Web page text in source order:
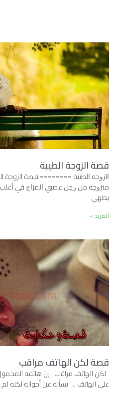
قصة الزوجة الطيبة
ﺍﻟﺰﻭﺟﻪ ﺍﻟﻄﻴﺒﻪ ======== قصة الزوجة
ﻣﺘﺰﻭﺟﻪ ﻣﻦ ﺭﺟﻞ ﻋﺼﺒﻲ ﺍﻟﻤﺰﺍﺝ ﻓﻲ ﺃﻏﻠﺐ
ﺑﻄﻬﻲ
المزيد »
قصة لكن الهاتف مراقب
لكن الهاتف مراقب رن هاتفه
على الهاتف .. تسأله عن أحواله لكنه